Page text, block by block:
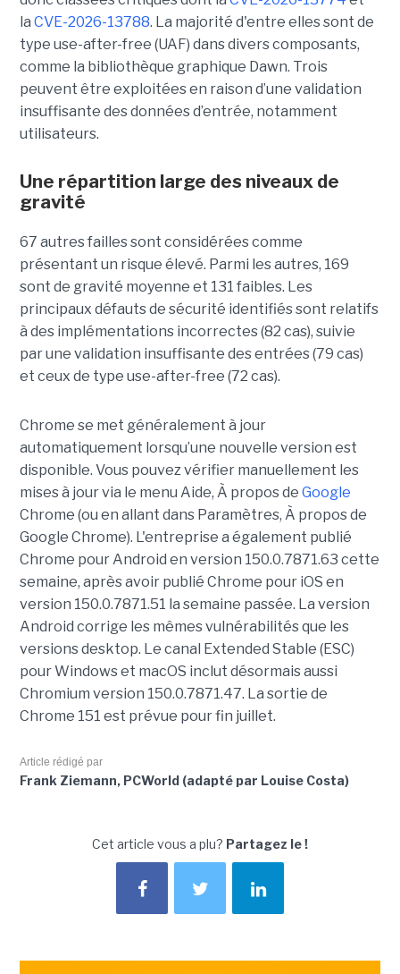
la CVE-2026-13788. La majorité d'entre elles sont de
type use-after-free (UAF) dans divers composants,
comme la bibliothèque graphique Dawn. Trois
peuvent être exploitées en raison d’une validation
insuffisante des données d’entrée, notamment
utilisateurs.
Une répartition large des niveaux de
gravité
67 autres failles sont considérées comme
présentant un risque élevé. Parmi les autres, 169
sont de gravité moyenne et 131 faibles. Les
principaux défauts de sécurité identifiés sont relatifs
à des implémentations incorrectes (82 cas), suivie
par une validation insuffisante des entrées (79 cas)
et ceux de type use-after-free (72 cas).
Chrome se met généralement à jour
automatiquement lorsqu’une nouvelle version est
disponible. Vous pouvez vérifier manuellement les
mises à jour via le menu Aide, À propos de Google
Chrome (ou en allant dans Paramètres, À propos de
Google Chrome). L'entreprise a également publié
Chrome pour Android en version 150.0.7871.63 cette
semaine, après avoir publié Chrome pour iOS en
version 150.0.7871.51 la semaine passée. La version
Android corrige les mêmes vulnérabilités que les
versions desktop. Le canal Extended Stable (ESC)
pour Windows et macOS inclut désormais aussi
Chromium version 150.0.7871.47. La sortie de
Chrome 151 est prévue pour fin juillet.
Article rédigé par
Frank Ziemann, PCWorld (adapté par Louise Costa)
Cet article vous a plu? Partagez le !